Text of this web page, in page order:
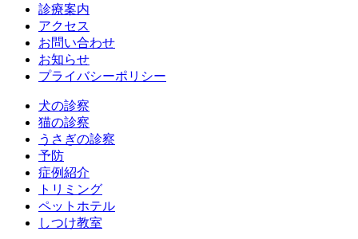
診療案内
アクセス
お問い合わせ
お知らせ
プライバシーポリシー
犬の診察
猫の診察
うさぎの診察
予防
症例紹介
トリミング
ペットホテル
しつけ教室